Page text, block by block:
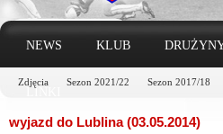
NEWS KLUB
Zdjęcia Sezon 2021/22 Sezon 2017/18
LINKI
wyjazd do Lublina (03.05.2014)